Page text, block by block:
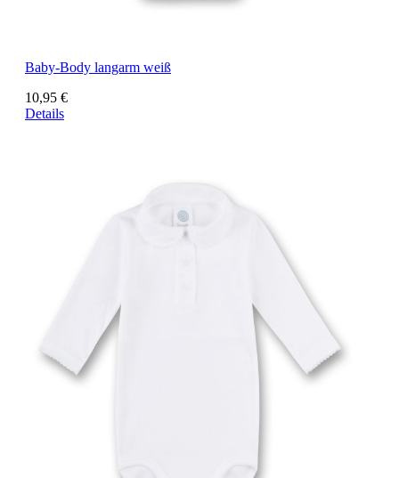
Baby-Body langarm weiß
10,95 €
Details